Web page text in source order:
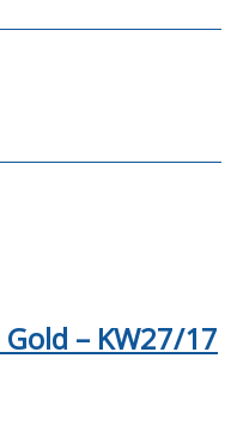
– KW27/17